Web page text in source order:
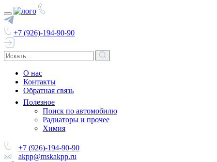
+7 (926)-194-90-90
О нас
Контакты
Обратная связь
Полезное
Поиск по автомобилю
Радиаторы и прочее
Химия
+7 (926)-194-90-90
akpp@mskakpp.ru